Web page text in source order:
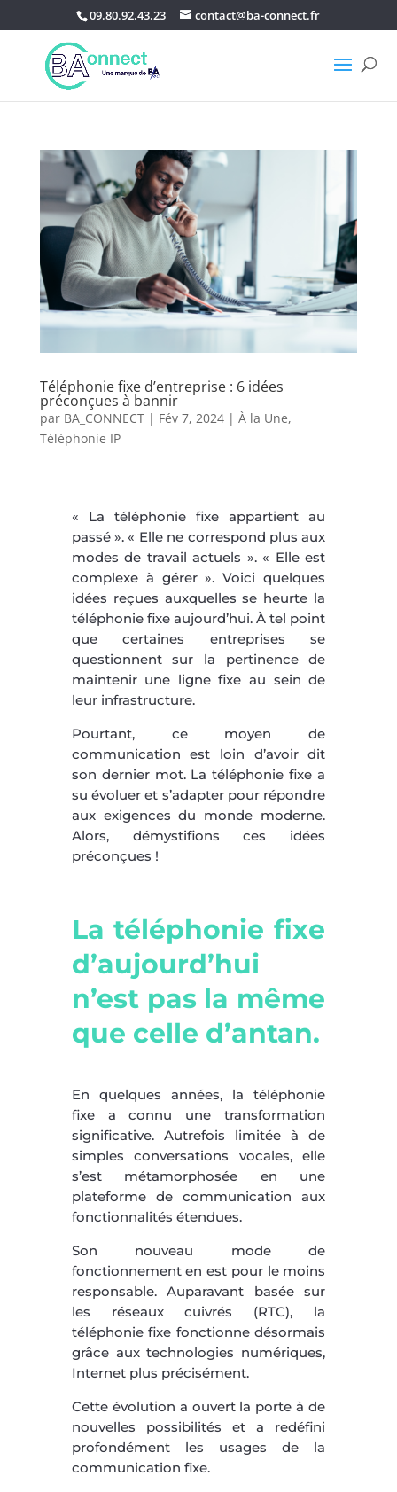
09.80.92.43.23 contact@ba-connect.fr
Téléphonie fixe d’entreprise : 6 idées
préconçues à bannir
par BA_CONNECT| Fév 7, 2024| À la Une,
Téléphonie IP
« La téléphonie fixe appartient au
passé ». « Elle ne correspond plus aux
modes de travail actuels ». « Elle est
complexe à gérer ». Voici quelques
idées reçues auxquelles se heurte la
téléphonie fixe aujourd’hui. À tel point
que certaines entreprises se
questionnent sur la pertinence de
maintenir une ligne fixe au sein de
leur infrastructure.
Pourtant, ce moyen de
communication est loin d’avoir dit
son dernier mot. La téléphonie fixe a
su évoluer et s’adapter pour répondre
aux exigences du monde moderne.
Alors, démystifions ces idées
préconçues !
La téléphonie fixe
d’aujourd’hui
n’est pas la même
que celle d’antan.
En quelques années, la téléphonie
fixe a connu une transformation
significative. Autrefois limitée à de
simples conversations vocales, elle
s’est métamorphosée en une
plateforme de communication aux
fonctionnalités étendues.
Son nouveau mode de
fonctionnement en est pour le moins
responsable. Auparavant basée sur
les réseaux cuivrés (RTC), la
téléphonie fixe fonctionne désormais
grâce aux technologies numériques,
Internet plus précisément.
Cette évolution a ouvert la porte à de
nouvelles possibilités et a redéfini
profondément les usages de la
communication fixe.